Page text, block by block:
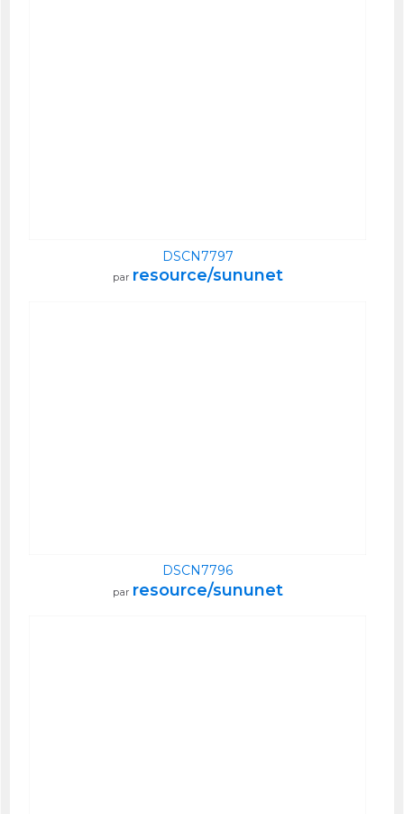
DSCN7797
par resource/sununet
DSCN7796
par resource/sununet